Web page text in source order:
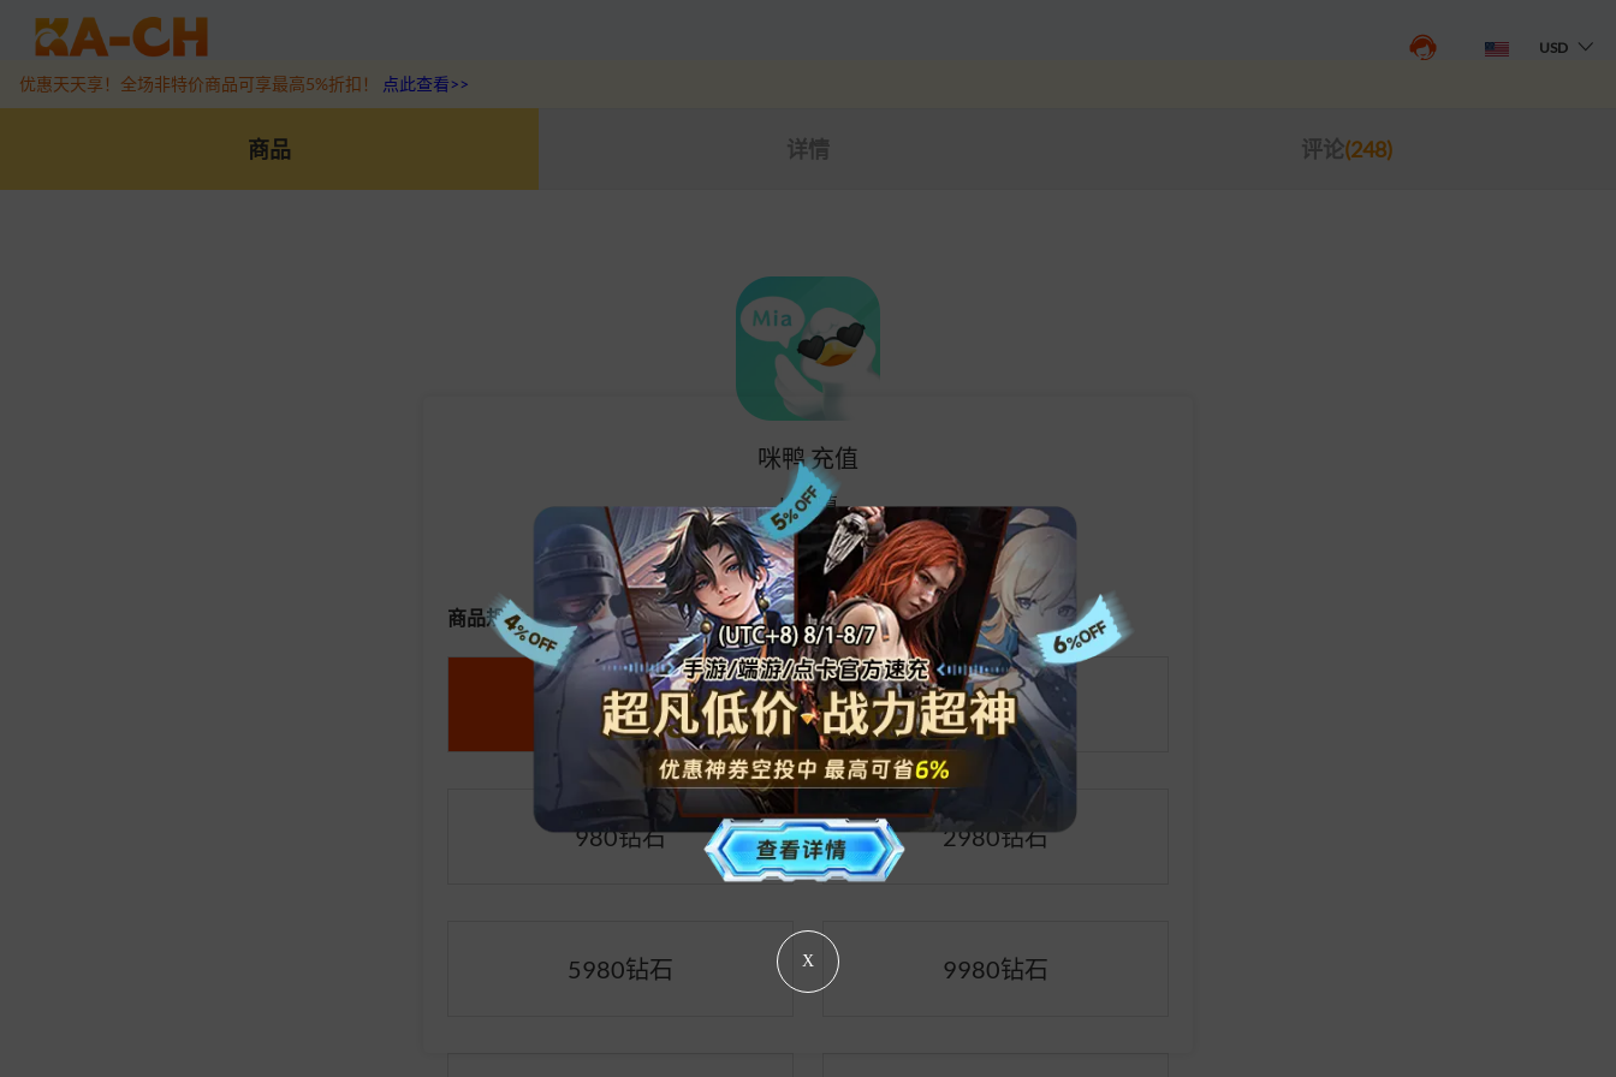
咪鸭 充值
USD
游戏充值福利来袭，王者、和平精英、原神等热门游戏充值折扣最高6%
优惠天天享！全场非特价商品可享最高5%折扣！ 点此查看>>
商品 详情 评论(248)
咪鸭 充值
ID充值
商品规格:
300钻石 680钻石
980钻石 2980钻石
5980钻石 9980钻石
X